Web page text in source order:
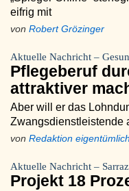
eifrig mit
von Robert Grözinger
Aktuelle Nachricht –
Pflegeberuf
attraktiver
Aber will er das
Zwangsdienstleistende
von Redaktion
Aktuelle Nachricht –
Projekt 18